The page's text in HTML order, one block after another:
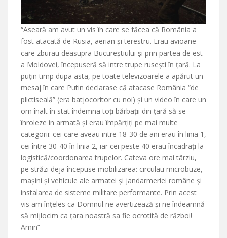
“Aseară am avut un vis în care se făcea că România a
fost atacată de Rusia, aerian și terestru. Erau avioane
care zburau deasupra Bucureștiului și prin partea de est
a Moldovei, începuseră să intre trupe rusești în țară. La
puțin timp dupa asta, pe toate televizoarele a apărut un
mesaj în care Putin declarase că atacase România “de
plictiseală” (era batjocoritor cu noi) și un video în care un
om înalt în stat îndemna toți bărbații din țară să se
înroleze in armată și erau împărțiți pe mai multe
categorii: cei care aveau intre 18-30 de ani erau în linia 1,
cei între 30-40 în linia 2, iar cei peste 40 erau încadrați la
logistică/coordonarea trupelor. Cateva ore mai târziu,
pe străzi deja începuse mobilizarea: circulau microbuze,
mașini și vehicule ale armatei și jandarmeriei române și
instalarea de sisteme militare performante. Prin acest
vis am înțeles ca Domnul ne avertizează și ne îndeamnă
să mijlocim ca țara noastră sa fie ocrotită de război!
Amin”